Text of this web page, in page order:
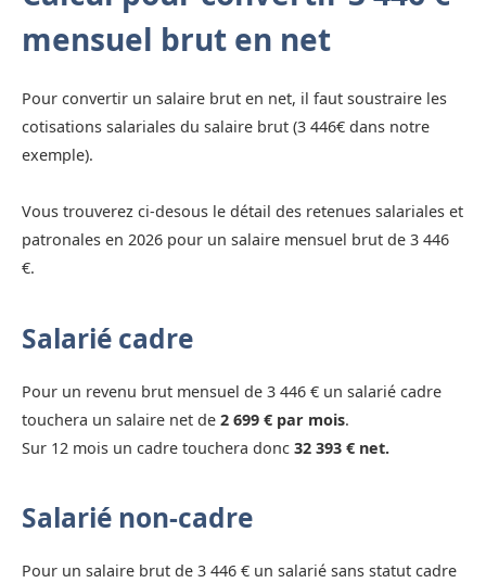
mensuel brut en net
Pour convertir un salaire brut en net, il faut soustraire les
cotisations salariales du salaire brut (3 446€ dans notre
exemple).
Vous trouverez ci-desous le détail des retenues salariales et
patronales en 2026 pour un salaire mensuel brut de 3 446
€.
Salarié cadre
Pour un revenu brut mensuel de 3 446 € un salarié cadre
touchera un salaire net de 2 699 € par mois.
Sur 12 mois un cadre touchera donc 32 393 € net.
Salarié non-cadre
Pour un salaire brut de 3 446 € un salarié sans statut cadre